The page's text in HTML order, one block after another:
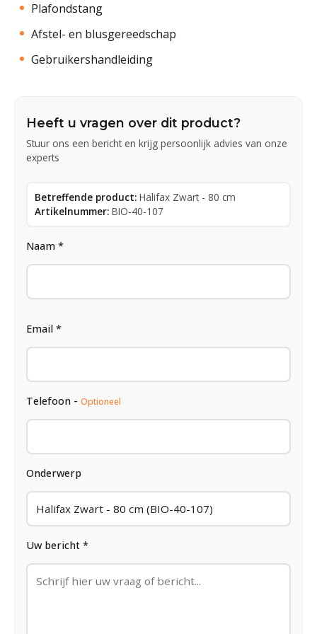
Plafondstang
Afstel- en blusgereedschap
Gebruikershandleiding
Heeft u vragen over dit product?
Stuur ons een bericht en krijg persoonlijk advies van onze
experts
Betreffende product: Halifax Zwart - 80 cm
Artikelnummer: BIO-40-107
Naam *
Email *
Telefoon - Optioneel
Onderwerp
Uw bericht *